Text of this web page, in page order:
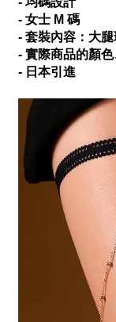
- 女士 M 碼
- 套裝內容：大腿
- 實際商品的顏
- 日本引進